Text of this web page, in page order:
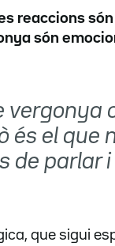
reaccions
són
és el que
de parlar i
que sigui